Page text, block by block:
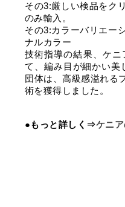
その3:厳しい検品をク
のみ輸入。
その3:カラーバリエー
ナルカラー
技術指導の結果、ケ
て、編み目が細かい美
団体は、高級感溢れる
術を獲得しました。
●もっと詳しく⇒ケニ